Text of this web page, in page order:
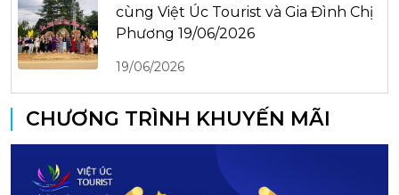
cùng Việt Úc Tourist và Gia Đình Chị
Phương 19/06/2026
19/06/2026
CHƯƠNG TRÌNH KHUYẾN MÃI